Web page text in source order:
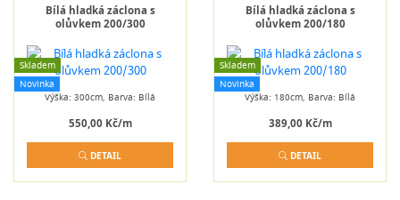
Bílá hladká záclona s
olůvkem 200/300
Skladem
Novinka
Výška: 300cm, Barva: Bílá
550,00 Kč/m
DETAIL
Bílá hladká záclona s
olůvkem 200/180
Skladem
Novinka
Výška: 180cm, Barva: Bílá
389,00 Kč/m
DETAIL